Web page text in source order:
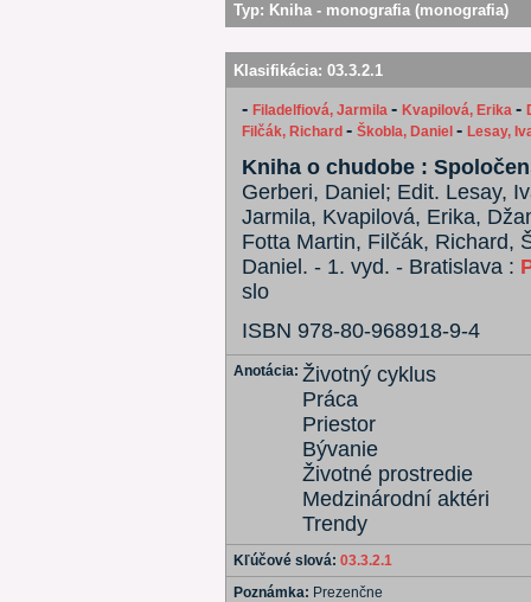
Typ: Kniha - monografia (monografia)
Klasifikácia: 03.3.2.1
- Filadelfiová, Jarmila - Kvapilová, Erika -
Filčák, Richard - Škobla, Daniel - Lesay,
Kniha o chudobe :
Gerberi, Daniel; Edit. Lesay,
Jarmila, Kvapilová, Erika,
Fotta Martin, Filčák, Richard,
Daniel. - 1. vyd. - Bratislava :
slo
ISBN 978-80-968918-9-4
Anotácia: Životný cyklus
Práca
Priestor
Bývanie
Životné prostredie
Medzinárodní aktéri
Trendy
Kľúčové slová: 03.3.2.1
Poznámka: Prezenčne